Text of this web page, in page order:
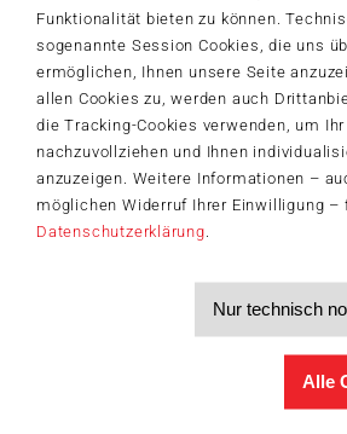
Funktionalität bieten zu können.
sogenannte Session Cookies, die uns
ermöglichen, Ihnen unsere Seite
allen Cookies zu, werden auch
die Tracking-Cookies verwenden, um
nachzuvollziehen und Ihnen
anzuzeigen. Weitere Informationen –
möglichen Widerruf Ihrer Einwilligung –
Datenschutzerklärung.
Nur technisch
Alle
Der Schmidt-Spiele-
Jetzt anmelden und 5€
Bleiben Sie auf dem Laufenden zu Neuheiten,
Themen rund um Schmidt® Spiele – und sichern
Schmidt-Spiele-Shop.
Produktneuheiten und